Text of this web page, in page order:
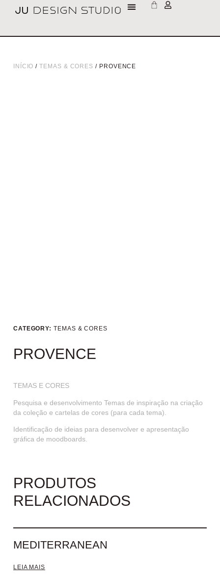
INÍCIO /TEMAS & CORES / PROVENCE
CATEGORY: TEMAS & CORES
PROVENCE
TEMAS E CORES
Pesquisa e desenvolvimento Temas de inspiração na criação
da coleção e cartelas de cores (para cada tema).
Identificação de ideias para desenvolver e apresentação
gráfica de moodboards.
PRODUTOS
RELACIONADOS
MEDITERRANEAN
LEIA MAIS